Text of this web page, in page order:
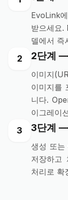
EvoLink
받으세요.
델에서 즉
2 2단계
이미지
이미지를
니다.
이그레이
3 3단계
생성 또는
저장하고
처리로 확